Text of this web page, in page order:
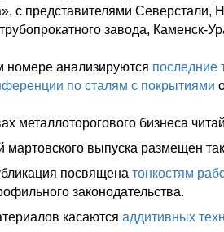
с представителями Северстали,
завода, Каменск-
номере анализируются последние
по сталям с покрытиями
металлоторогового бизнеса
мартовского выпуска размещен
посвящена тонкостям
законодательства.
касаются аддитивных